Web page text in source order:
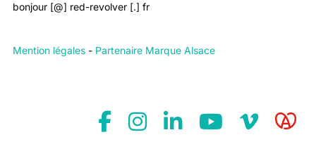
bonjour [@] red-revolver [.] fr
Mention légales- Partenaire Marque Alsace